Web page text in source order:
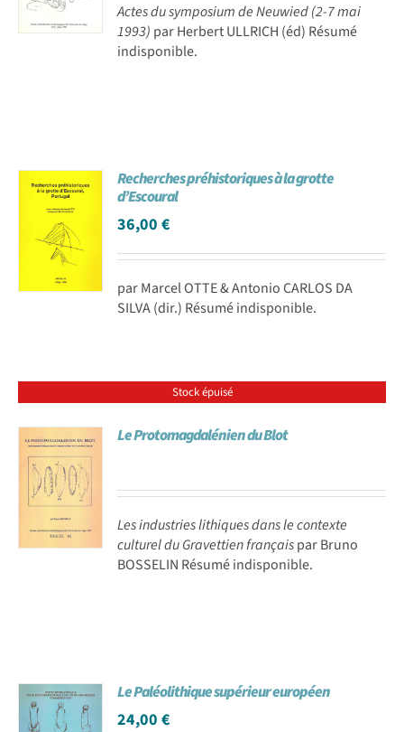
Actes du symposium de Neuwied (2-7 mai
1993) par Herbert ULLRICH (éd) Résumé
indisponible.
Recherches préhistoriques à la grotte
d’Escoural
36,00€
par Marcel OTTE & Antonio CARLOS DA
SILVA (dir.) Résumé indisponible.
Stock épuisé
Le Protomagdalénien du Blot
Les industries lithiques dans le contexte
culturel du Gravettien françaispar Bruno
BOSSELIN Résumé indisponible.
Le Paléolithique supérieur européen
24,00€